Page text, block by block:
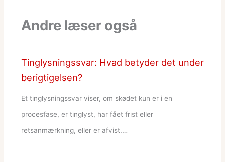
Andre læser også
Tinglysningssvar: Hvad betyder det under
berigtigelsen?
Et tinglysningssvar viser, om skødet kun er i en
procesfase, er tinglyst, har fået frist eller
retsanmærkning, eller er afvist.…